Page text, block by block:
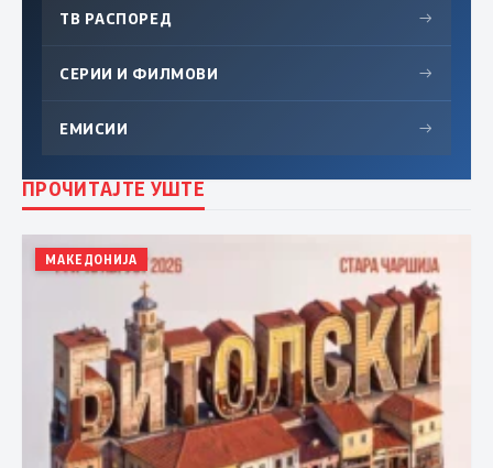
ТВ РАСПОРЕД →
СЕРИИ И ФИЛМОВИ →
ЕМИСИИ →
ПРОЧИТАЈТЕ УШТЕ
МАКЕДОНИЈА